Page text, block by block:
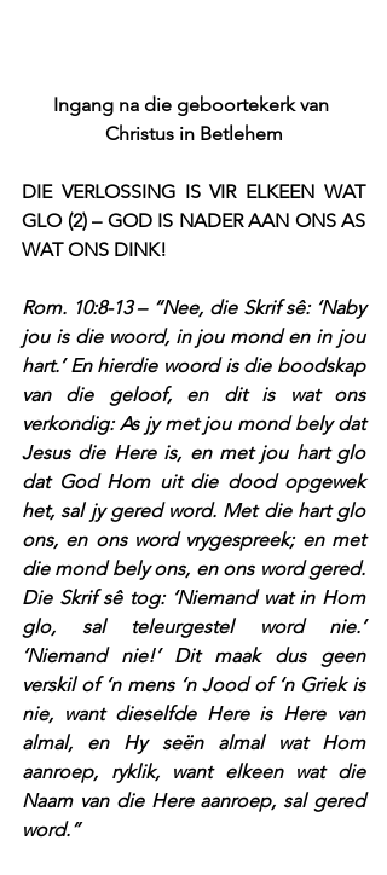
Ingang na die geboortekerk van
Christus in Betlehem
DIE VERLOSSING IS VIR ELKEEN WAT
GLO (2) – GOD IS NADER AAN ONS AS
WAT ONS DINK!
Rom. 10:8-13 – “Nee, die Skrif sê: ‘Naby
jou is die woord, in jou mond en in jou
hart.’ En hierdie woord is die boodskap
van die geloof, en dit is wat ons
verkondig: As jy met jou mond bely dat
Jesus die Here is, en met jou hart glo
dat God Hom uit die dood opgewek
het, sal jy gered word. Met die hart glo
ons, en ons word vrygespreek; en met
die mond bely ons, en ons word gered.
Die Skrif sê tog: ‘Niemand wat in Hom
glo, sal teleurgestel word nie.’
‘Niemand nie!’ Dit maak dus geen
verskil of ‘n mens ‘n Jood of ‘n Griek is
nie, want dieselfde Here is Here van
almal, en Hy seën almal wat Hom
aanroep, ryklik, want elkeen wat die
Naam van die Here aanroep, sal gered
word.”